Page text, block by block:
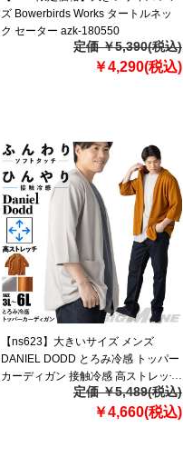
ズ Bowerbirds Works タートルネッ
ク セーター azk-180550
定価 ￥5,390(税込)
￥4,290(税込)
【ns623】大きいサイズ メンズ
DANIEL DODD とろみ冷感 トッパー
カーディガン 接触冷感 高ストレッチ
春夏新作 tkzz25-3 【fre】定価 ￥5,489(税込)
￥4,660(税込)